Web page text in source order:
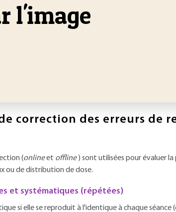
l'image
correction des erreurs de
(onlineet offline) sont utilisées pour évaluer
ou de distribution de dose.
et systématiques (répétées)
si elle se reproduit à l'identique à chaque séance